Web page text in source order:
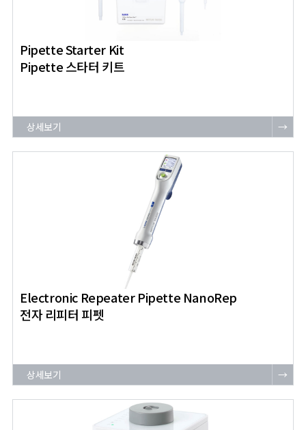
Pipette Starter Kit
Pipette 스타터 키트
상세보기 →
Electronic Repeater Pipette NanoRep
전자 리피터 피펫
상세보기 →